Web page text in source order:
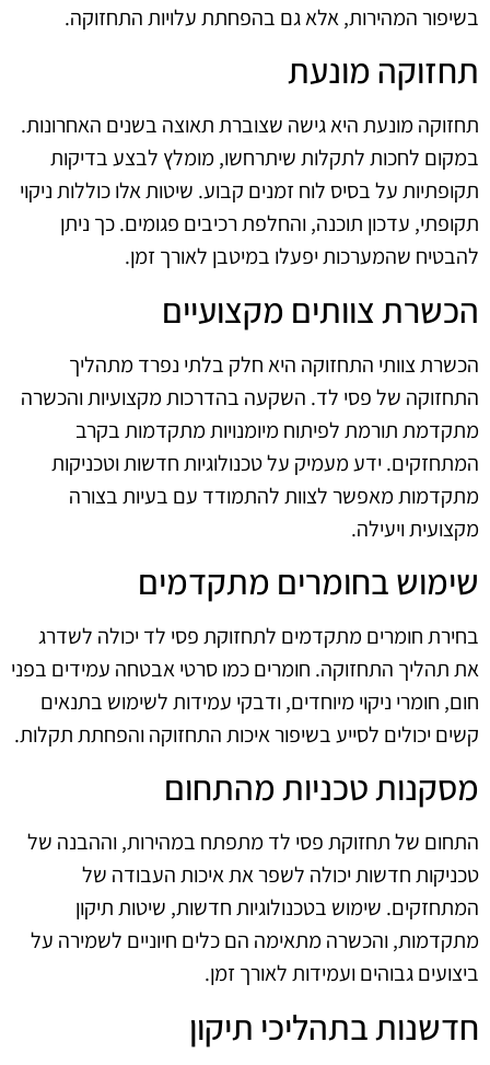
בשיפור המהירות, אלא גם בהפחתת עלויות התחזוקה.
תחזוקה מונעת
תחזוקה מונעת היא גישה שצוברת תאוצה בשנים האחרונות.
במקום לחכות לתקלות שיתרחשו, מומלץ לבצע בדיקות
תקופתיות על בסיס לוח זמנים קבוע. שיטות אלו כוללות ניקוי
תקופתי, עדכון תוכנה, והחלפת רכיבים פגומים. כך ניתן
להבטיח שהמערכות יפעלו במיטבן לאורך זמן.
הכשרת צוותים מקצועיים
הכשרת צוותי התחזוקה היא חלק בלתי נפרד מתהליך
התחזוקה של פסי לד. השקעה בהדרכות מקצועיות והכשרה
מתקדמת תורמת לפיתוח מיומנויות מתקדמות בקרב
המתחזקים. ידע מעמיק על טכנולוגיות חדשות וטכניקות
מתקדמות מאפשר לצוות להתמודד עם בעיות בצורה
מקצועית ויעילה.
שימוש בחומרים מתקדמים
בחירת חומרים מתקדמים לתחזוקת פסי לד יכולה לשדרג
את תהליך התחזוקה. חומרים כמו סרטי אבטחה עמידים בפני
חום, חומרי ניקוי מיוחדים, ודבקי עמידות לשימוש בתנאים
קשים יכולים לסייע בשיפור איכות התחזוקה והפחתת תקלות.
מסקנות טכניות מהתחום
התחום של תחזוקת פסי לד מתפתח במהירות, וההבנה של
טכניקות חדשות יכולה לשפר את איכות העבודה של
המתחזקים. שימוש בטכנולוגיות חדשות, שיטות תיקון
מתקדמות, והכשרה מתאימה הם כלים חיוניים לשמירה על
ביצועים גבוהים ועמידות לאורך זמן.
חדשנות בתהליכי תיקון